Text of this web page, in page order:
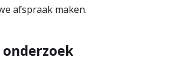
afspraak maken.